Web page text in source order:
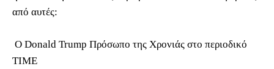
από αυτές:
O Donald Trump Πρόσωπο της Χρονιάς στο περιοδικό
ΤΙΜΕ